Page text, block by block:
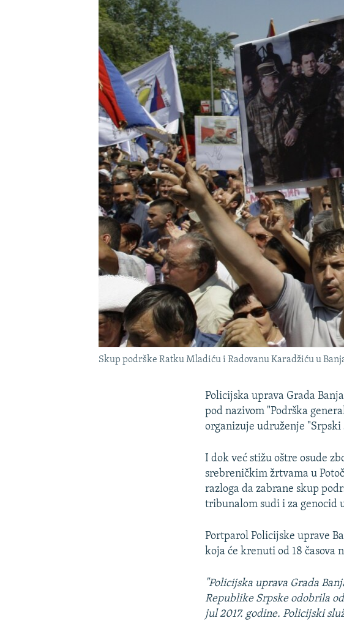
GENOCID U SREBRENICI
POPLAVE I KLIZIŠTA U BIH 2024.
TRI DECENIJE OD RATA U BIH
NASTANAK I RASPAD JUGOSLAVIJE
Skup podrške Ratku Mladiću i Radovanu Karadžiću u
Policijska uprava Grada
pod nazivom "Podrška
organizuje udruženje "Srpski
I dok već stižu oštre osude
srebreničkim žrtvama u
razloga da zabrane skup
tribunalom sudi i za genocid
Portparol Policijske uprave
koja će krenuti od 18 časova
"Policijska uprava Grada
Republike Srpske odobrila
jul 2017. godine. Policijski